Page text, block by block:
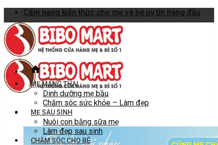
Skip
to
content
Cẩm nang kiến thức cho mẹ và bé uy tín hàng đầu
MẸ MANG THAI
Dinh dưỡng mẹ bầu
Chăm sóc sức khỏe – Làm đẹp
MẸ SAU SINH
Nuôi con bằng sữa mẹ
Làm đẹp sau sinh
CHĂM SÓC CHO BÉ